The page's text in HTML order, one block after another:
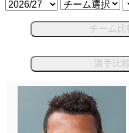
チーム
選手比